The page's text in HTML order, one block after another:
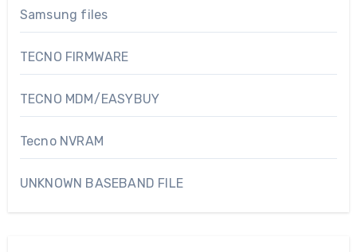
Samsung files
TECNO FIRMWARE
TECNO MDM/EASYBUY
Tecno NVRAM
UNKNOWN BASEBAND FILE